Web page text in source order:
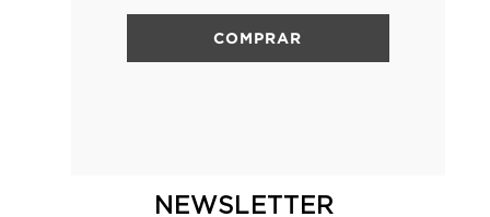
COMPRAR
NEWSLETTER